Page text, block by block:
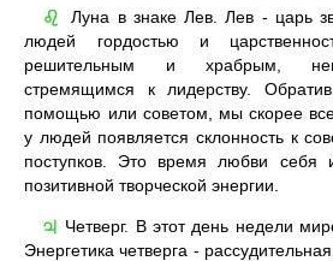
♌
Луна в знаке Лев. Лев - царь
людей гордостью и
решительным и храбрым,
стремящимся к лидерству.
помощью или советом, мы скорее
у людей появляется склонность к
поступков. Это время любви себя
позитивной творческой энергии.
♃
Четверг. В этот день недели
Энергетика четверга -